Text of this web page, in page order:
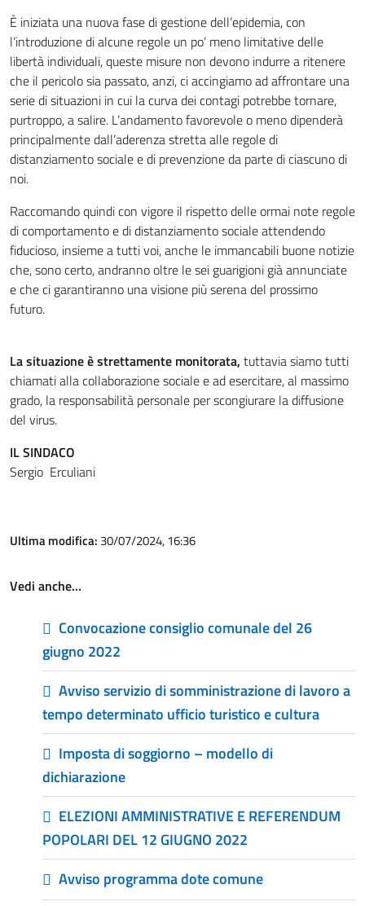
È iniziata una nuova fase di gestione dell’epidemia, con
l’introduzione di alcune regole un po’ meno limitative delle
libertà individuali, queste misure non devono indurre a ritenere
che il pericolo sia passato, anzi, ci accingiamo ad affrontare una
serie di situazioni in cui la curva dei contagi potrebbe tornare,
purtroppo, a salire. L’andamento favorevole o meno dipenderà
principalmente dall’aderenza stretta alle regole di
distanziamento sociale e di prevenzione da parte di ciascuno di
noi.
Raccomando quindi con vigore il rispetto delle ormai note regole
di comportamento e di distanziamento sociale attendendo
fiducioso, insieme a tutti voi, anche le immancabili buone notizie
che, sono certo, andranno oltre le sei guarigioni già annunciate
e che ci garantiranno una visione più serena del prossimo
futuro.
La situazione è strettamente monitorata, tuttavia siamo tutti
chiamati alla collaborazione sociale e ad esercitare, al massimo
grado, la responsabilità personale per scongiurare la diffusione
del virus.
IL SINDACO
Sergio Erculiani
Ultima modifica: 30/07/2024, 16:36
Vedi anche…
Convocazione consiglio comunale del 26
giugno 2022
Avviso servizio di somministrazione di lavoro a
tempo determinato ufficio turistico e cultura
Imposta di soggiorno – modello di
dichiarazione
ELEZIONI AMMINISTRATIVE E REFERENDUM
POPOLARI DEL 12 GIUGNO 2022
Avviso programma dote comune